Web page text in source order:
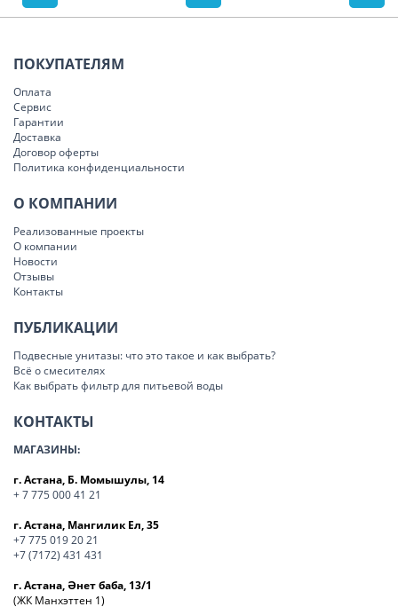
ПОКУПАТЕЛЯМ
Оплата
Сервис
Гарантии
Доставка
Договор оферты
Политика конфиденциальности
О КОМПАНИИ
Реализованные проекты
О компании
Новости
Отзывы
Контакты
ПУБЛИКАЦИИ
Подвесные унитазы: что это такое и как выбрать?
Всё о смесителях
Как выбрать фильтр для питьевой воды
КОНТАКТЫ
МАГАЗИНЫ:
г. Астана, Б. Момышулы, 14
+ 7 775 000 41 21
г. Астана, Мангилик Ел, 35
+7 775 019 20 21
+7 (7172) 431 431
г. Астана, Әнет баба, 13/1
(ЖК Манхэттен 1)